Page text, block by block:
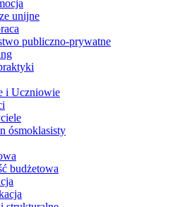
unijne
publiczno-prywatne
i Uczniowie
ósmoklasisty
budżetowa